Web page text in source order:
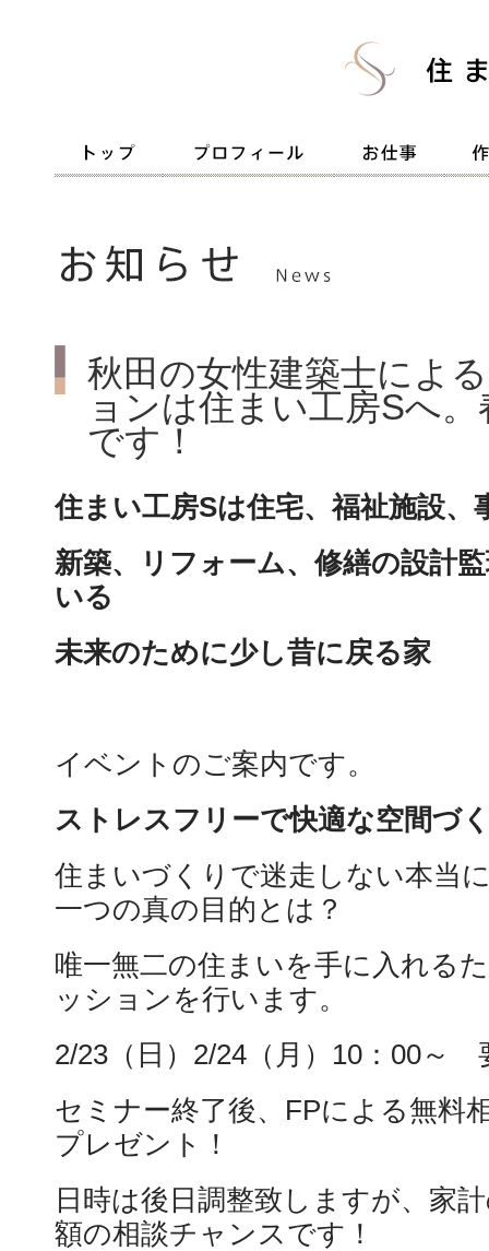
秋田の女性建築士によ
ョンは住まい工房Sへ
です！
住まい工房Sは住宅、福祉施設、
新築、リフォーム、修繕の設計
いる
未来のために少し昔に戻る家
イベントのご案内です。
ストレスフリーで快適な空間
住まいづくりで迷走しない本当
一つの真の目的とは？
唯一無二の住まいを手に入れる
ッションを行います。
2/23（日）2/24（月）10：00～
セミナー終了後、FPによる無料
プレゼント！
日時は後日調整致しますが、家
額の相談チャンスです！